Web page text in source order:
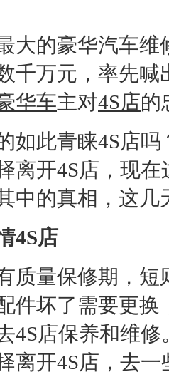
的豪华汽车维
千万元，率先
华车主对4S店的
此青睐4S店吗
离开4S店 ，现
中的真相，这
4S店
质量保修期，
件坏了需要更
4S店保养和维修
离开4S店 ，去